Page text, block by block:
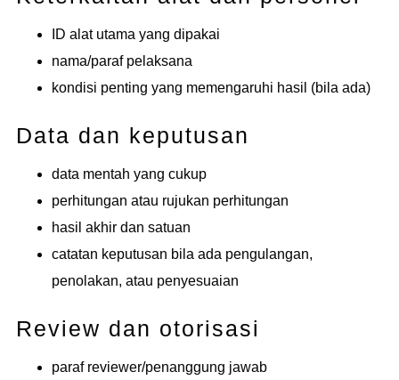
ID alat utama yang dipakai
nama/paraf pelaksana
kondisi penting yang memengaruhi hasil (bila ada)
Data dan keputusan
data mentah yang cukup
perhitungan atau rujukan perhitungan
hasil akhir dan satuan
catatan keputusan bila ada pengulangan,
penolakan, atau penyesuaian
Review dan otorisasi
paraf reviewer/penanggung jawab